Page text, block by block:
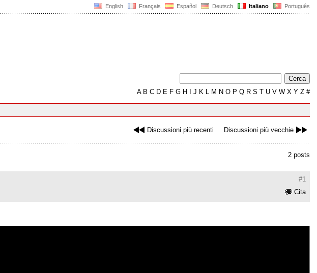
English Français Español Deutsch Italiano Português
AB C D E F G H J K L M N O P Q R S T U V W X Y Z #
Discussioni più recenti Discussioni più vecchie
2 posts
#1
Cita